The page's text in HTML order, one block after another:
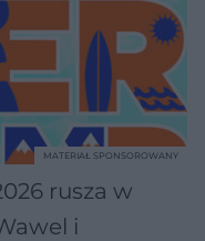
rusza w
i
MATERIAŁ SPONSOROWANY